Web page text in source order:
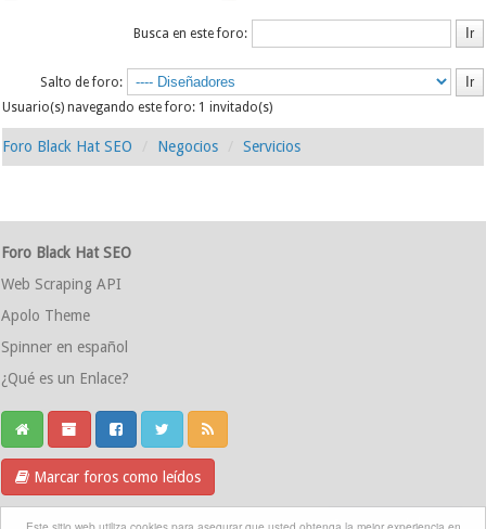
Busca en este foro:
Salto de foro:
Usuario(s) navegando este foro: 1 invitado(s)
Foro Black Hat SEO Negocios Servicios
Foro Black Hat SEO
Web Scraping API
Apolo Theme
Spinner en español
¿Qué es un Enlace?
Marcar foros como leídos
Grupo Telegram